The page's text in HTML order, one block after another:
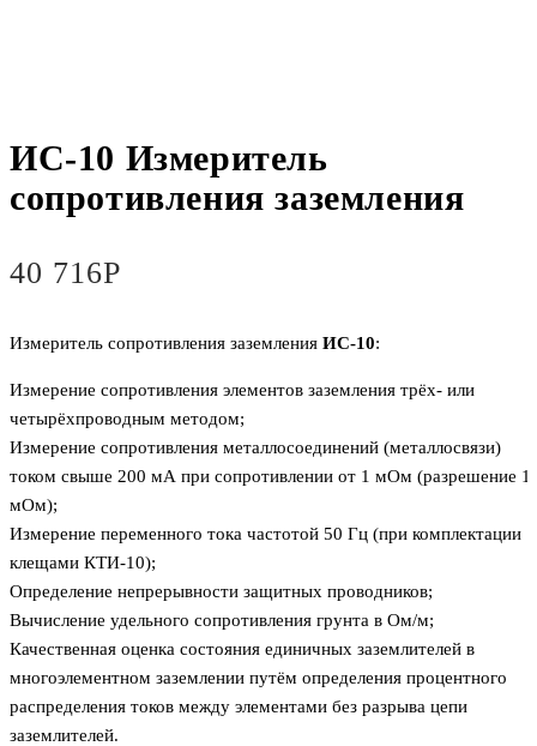
ИС-10 Измеритель
сопротивления заземления
40 716Р
Измеритель сопротивления заземления ИС-10:
Измерение сопротивления элементов заземления трёх- или
четырёхпроводным методом;
Измерение сопротивления металлосоединений (металлосвязи)
током свыше 200 мА при сопротивлении от 1 мОм (разрешение 1
мОм);
Измерение переменного тока частотой 50 Гц (при комплектации
клещами КТИ-10);
Определение непрерывности защитных проводников;
Вычисление удельного сопротивления грунта в Ом/м;
Качественная оценка состояния единичных заземлителей в
многоэлементном заземлении путём определения процентного
распределения токов между элементами без разрыва цепи
заземлителей.